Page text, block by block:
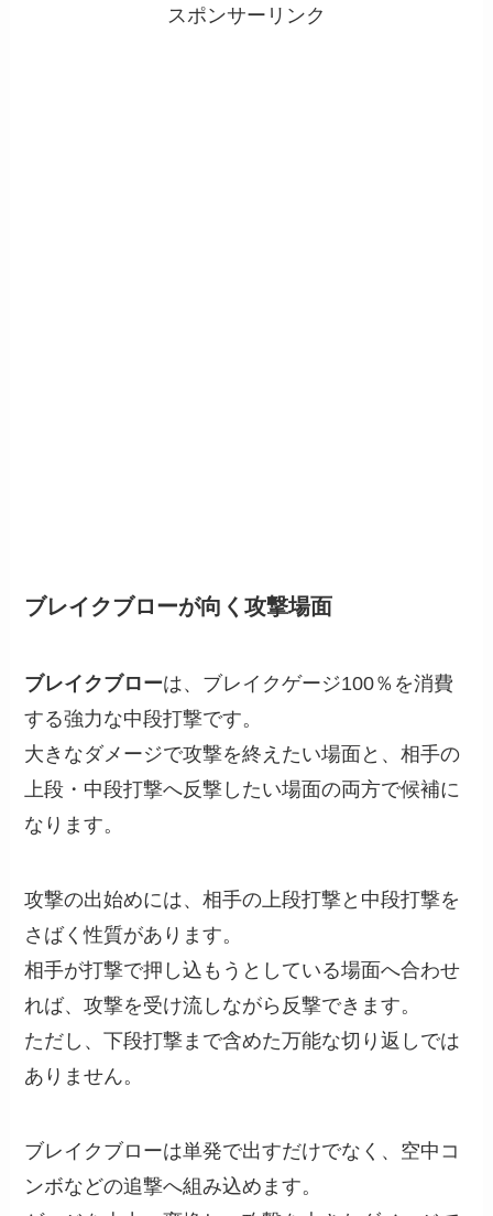
スポンサーリンク
ブレイクブローが向く攻撃場面
ブレイクブローは、ブレイクゲージ100％を消費
する強力な中段打撃です。
大きなダメージで攻撃を終えたい場面と、相手の
上段・中段打撃へ反撃したい場面の両方で候補に
なります。
攻撃の出始めには、相手の上段打撃と中段打撃を
さばく性質があります。
相手が打撃で押し込もうとしている場面へ合わせ
れば、攻撃を受け流しながら反撃できます。
ただし、下段打撃まで含めた万能な切り返しでは
ありません。
ブレイクブローは単発で出すだけでなく、空中コ
ンボなどの追撃へ組み込めます。